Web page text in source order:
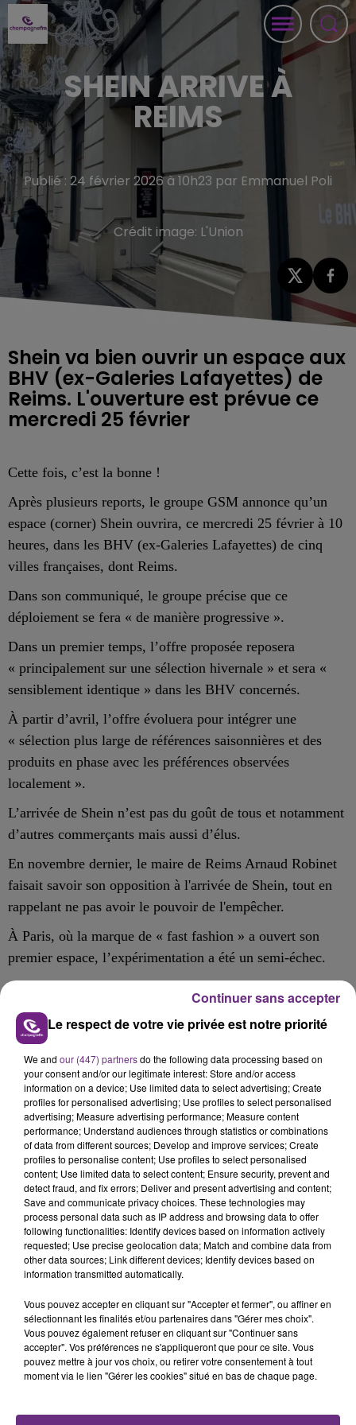
SHEIN ARRIVE À
REIMS
Publié : 24 février 2026 à 10h23 par Emmanuel Poli
Crédit image: L'Union
Shein va bien ouvrir un espace aux
BHV (ex-Galeries Lafayettes) de
Reims. L'ouverture est prévue ce
mercredi 25 février
Cette fois, c’est la bonne !
Après plusieurs reports, le groupe GSM annonce qu’un
espace (corner) Shein ouvrira, ce mercredi 25 février à 10
heures, dans les BHV (ex-Galeries Lafayettes) de cinq
villes françaises, dont Reims.
Dans son communiqué, le groupe précise que ce
déploiement se fera « de manière progressive ».
Dans un premier temps, l’offre proposée reposera
« principalement sur une sélection hivernale » et sera «
sensiblement identique » dans les BHV concernés.
À partir d’avril, l’offre évoluera pour intégrer une
« sélection plus large de références saisonnières et des
produits en phase avec les préférences observées
localement ».
L’arrivée de Shein n’est pas du goût de tous et notamment
d’autres commerçants mais aussi d’élus.
En novembre dernier, le maire de Reims Arnaud Robinet
faisait savoir son opposition à l'arrivée de Shein, tout en
rappelant ne pas avoir le pouvoir de l'empêcher.
À Paris, où la marque de « fast fashion » a ouvert son
premier espace, l’expérimentation a été un semi-échec.
Si les clients ont été nombreux à l’ouverture, ils se sont
souvent dits déçus des prix proposés, parfois plus élevés
qu’en ligne.
FIL D'ACTU
7 août 2026
LA CENTRALE NUCLÉAIRE DE CHOOZ
TOUJOURS À L'ARRÊT
Cela fait déjà une semaine que la centrale
nucléaire ardennaise est à l'arrêt. Une situation
justifiée par la sécheresse intense qui est toujours
présente.
Le respect de votre vie privée est notre priorité
We and our (447) partnersdo the following data processing based on
your consent and/or our legitimate interest: Store and/or access
information on a device; Use limited data to select advertising; Create
profiles for personalised advertising; Use profiles to select personalised
advertising; Measure advertising performance; Measure content
performance; Understand audiences through statistics or combinations
of data from different sources; Develop and improve services; Create
profiles to personalise content; Use profiles to select personalised
content; Use limited data to select content; Ensure security, prevent and
detect fraud, and fix errors; Deliver and present advertising and content;
Save and communicate privacy choices. These technologies may
process personal data such as IP address and browsing data to offer
following functionalities: Identify devices based on information actively
requested; Use precise geolocation data; Match and combine data from
other data sources; Link different devices; Identify devices based on
information transmitted automatically.
Vous pouvez accepter en cliquant sur "Accepter et fermer", ou affiner en
sélectionnant les finalités et/ou partenaires dans "Gérer mes choix".
Vous pouvez également refuser en cliquant sur "Continuer sans
accepter". Vos préférences ne s'appliqueront que pour ce site. Vous
pouvez mettre à jour vos choix, ou retirer votre consentement à tout
moment via le lien "Gérer les cookies" situé en bas de chaque page.
Continuer sans accepter